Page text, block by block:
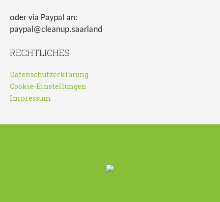
oder via Paypal an:
paypal@cleanup.saarland
RECHTLICHES
Datenschutzerklärung
Cookie-Einstellungen
Impressum